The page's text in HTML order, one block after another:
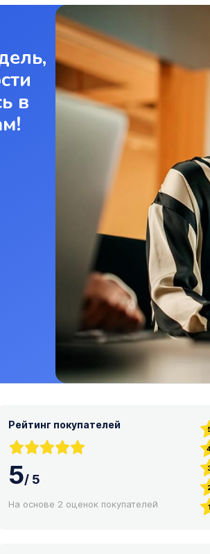
в
Рейтинг покупателей
5/5
На основе 2 оценок покупателей